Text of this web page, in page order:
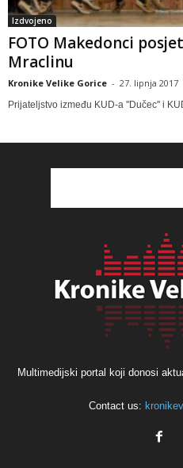
Izdvojeno
FOTO Makedonci
Mraclinu
Kronike Velike Gorice - 27. lipnja 2017
Prijateljstvo između KUD-a ''Dučec'' i
Multimedijski portal koji donosi
Contact us: